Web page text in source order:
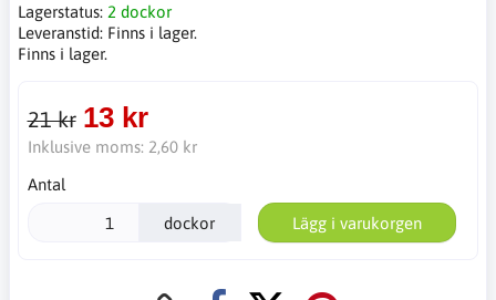
Lagerstatus: 2 dockor
Leveranstid: Finns i lager.
Finns i lager.
21 kr 13 kr
Inklusive moms: 2,60 kr
Antal
dockor Lägg i varukorgen